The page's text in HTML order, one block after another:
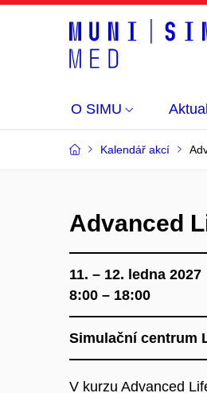
O SIMU
Kalendář akcí
Advanced
11. – 12. ledna 2027
8:00 – 18:00
Simulační centrum
V kurzu Advanced